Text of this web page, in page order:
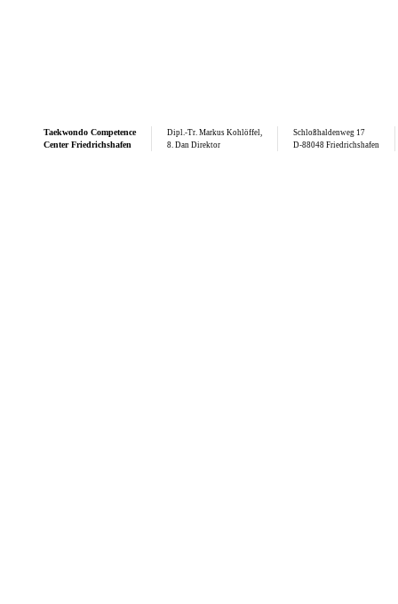
Taekwondo Competence
Center Friedrichshafen
Dipl.-Tr. Markus Kohlöffel,
8. Dan Direktor
Schloßhaldenweg 17
D-88048 Friedrichshafen